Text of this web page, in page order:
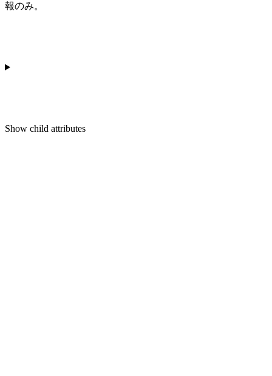
報のみ。
Show child attributes